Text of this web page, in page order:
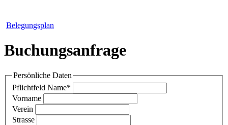
Belegungsplan
Buchungsanfrage
Persönliche Daten
Pflichtfeld Name*
Vorname
Verein
Strasse